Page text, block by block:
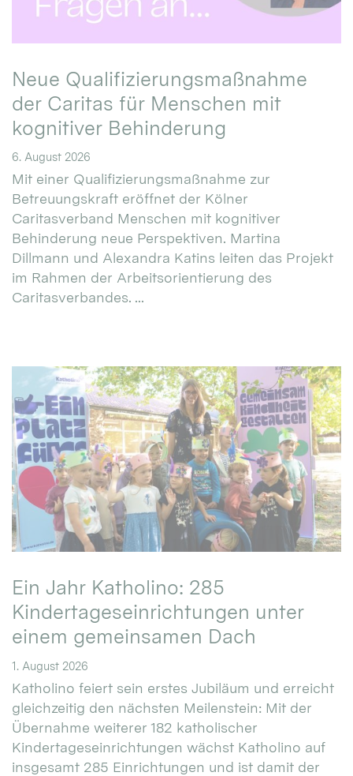
Neue Qualifizierungsmaßnahme
der Caritas für Menschen mit
kognitiver Behinderung
6. August 2026
Mit einer Qualifizierungsmaßnahme zur
Betreuungskraft eröffnet der Kölner
Caritasverband Menschen mit kognitiver
Behinderung neue Perspektiven. Martina
Dillmann und Alexandra Katins leiten das Projekt
im Rahmen der Arbeitsorientierung des
Caritasverbandes. ...
Ein Jahr Katholino: 285
Kindertageseinrichtungen unter
einem gemeinsamen Dach
1. August 2026
Katholino feiert sein erstes Jubiläum und erreicht
gleichzeitig den nächsten Meilenstein: Mit der
Übernahme weiterer 182 katholischer
Kindertageseinrichtungen wächst Katholino auf
insgesamt 285 Einrichtungen und ist damit der